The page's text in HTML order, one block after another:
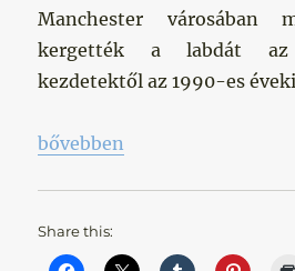
Manchester városában
kergették a labdát az
kezdetektől az 1990-es
„Meztörténet I.”
bővebben
Share this: